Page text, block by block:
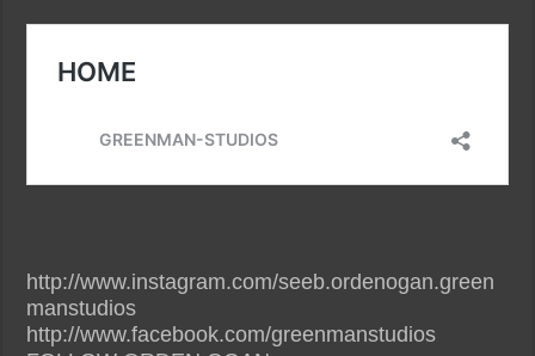
http://www.instagram.com/seeb.ordenogan.green
manstudios
http://www.facebook.com/greenmanstudios